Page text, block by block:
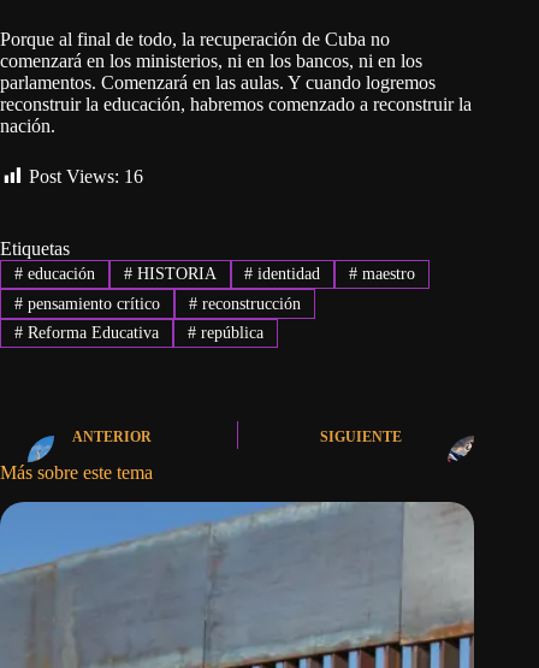
Porque al final de todo, la recuperación de Cuba no
comenzará en los ministerios, ni en los bancos, ni en los
parlamentos. Comenzará en las aulas. Y cuando logremos
reconstruir la educación, habremos comenzado a reconstruir la
nación.
Post Views: 16
Etiquetas
#educación #HISTORIA # identidad # maestro
#pensamiento crítico #reconstrucción
#Reforma Educativa #república
ANTERIOR SIGUIENTE
Más sobre este tema